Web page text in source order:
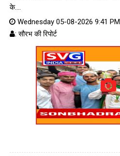
के....
Wednesday 05-08-2026 9:41 PM
: सौरभ की रिपोर्ट